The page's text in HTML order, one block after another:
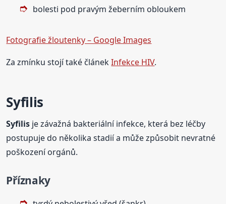
bolesti pod pravým žeberním obloukem
Fotografie žloutenky – Google Images
Za zmínku stojí také článekInfekce HIV.
Syfilis
Syfilis je závažná bakteriální infekce, která bez léčby
postupuje do několika stadií a může způsobit nevratné
poškození orgánů.
Příznaky